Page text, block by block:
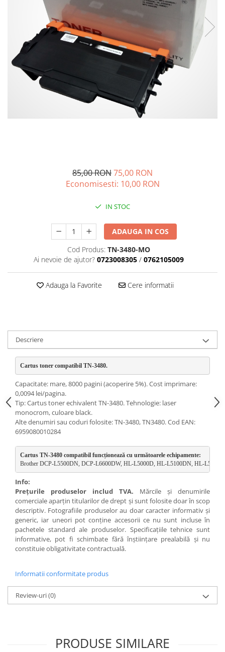
85,00 RON75,00 RON
Economisesti: 10,00 RON
IN STOC
ADAUGA IN COS
Cod Produs: TN-3480-MO
Ai nevoie de ajutor? 0723008305 / 0762105009
Adauga la Favorite Cere informatii
Descriere
Cartus toner compatibil TN-3480.
Capacitate: mare, 8000 pagini (acoperire 5%). Cost imprimare:
0,0094 lei/pagina.
Tip: Cartus toner echivalent TN-3480. Tehnologie: laser
monocrom, culoare black.
Alte denumiri sau coduri folosite: TN-3480, TN3480. Cod EAN:
6959080010284
Cartus TN-3480 compatibil funcționează cu următoarele echipamente:
Brother DCP-L5500DN, DCP-L6600DW, HL-L5000D, HL-L5100DN, HL-
Info:
Preţurile produselor includ TVA. Mărcile şi denumirile
comerciale aparţin titularilor de drept şi sunt folosite doar în scop
descriptiv. Fotografiile produselor au doar caracter informativ şi
generic, iar uneori pot conţine accesorii ce nu sunt incluse în
pachetele standard ale produselor. Specificaţiile tehnice sunt
informative, pot fi schimbate fără înştiinţare prealabilă şi nu
constituie obligativitate contractuală.
Informatii conformitate produs
Review-uri(0)
PRODUSE SIMILARE